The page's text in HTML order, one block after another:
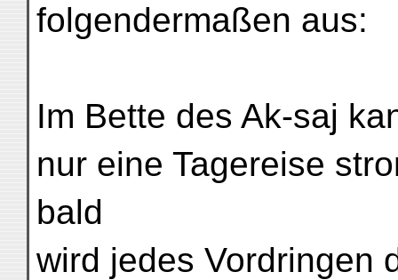
folgendermaßen aus:
Im Bette des Ak-saj
nur eine Tagereise
bald
wird jedes Vordringen